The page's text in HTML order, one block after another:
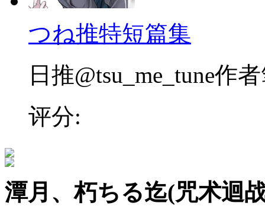
つね推特短篇集
日推@tsu_me_tune作
评分:
潭月、朽ちる迄(咒术迴